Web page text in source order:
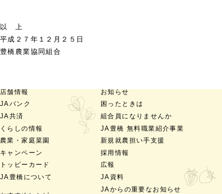
以 上
平成２７年１２月２５日
豊橋農業協同組合
店舗情報
JAバンク
JA共済
くらしの情報
農業・家庭菜園
キャンペーン
トッピーカード
JA豊橋について
お知らせ
困ったときは
組合員になりませんか
JA豊橋 無料職業紹介事業
新規就農担い手支援
採用情報
広報
JA資料
JAからの重要なお知らせ